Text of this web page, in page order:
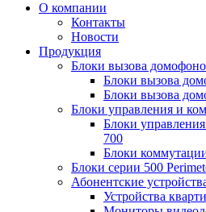
О компании
Контакты
Новости
Продукция
Блоки вызова
Блоки вызова
Блоки вызова
Блоки управления и
Блоки
700
Блоки
Блоки серии 500
Абонентские
Устройства